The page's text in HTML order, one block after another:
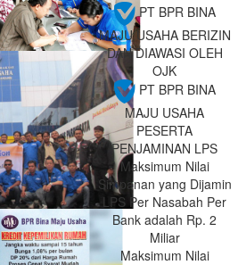
PT BPR BINA
MAJU USAHA BERIZIN
DAN DIAWASI OLEH
OJK
PT BPR BINA
MAJU USAHA
PESERTA
PENJAMINAN LPS
Maksimum Nilai
Simpanan yang Dijamin
LPS Per Nasabah Per
Bank adalah Rp. 2
Miliar
Maksimum Nilai